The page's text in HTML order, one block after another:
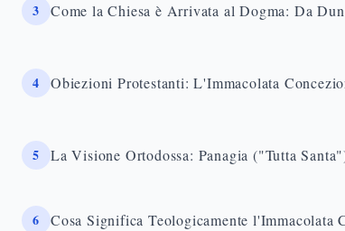
3 Come la Chiesa è Arrivata al Dogma: Da
4 Obiezioni Protestanti: L'Immacolata
5 La Visione Ortodossa: Panagia ("Tutta
6
Cosa Significa Teologicamente l'Immacolata